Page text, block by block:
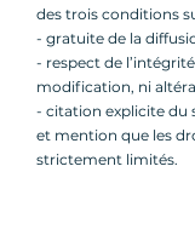
des trois conditions
- gratuite de la
- respect de
modification, ni
- citation explicite
et mention que les
strictement limités.